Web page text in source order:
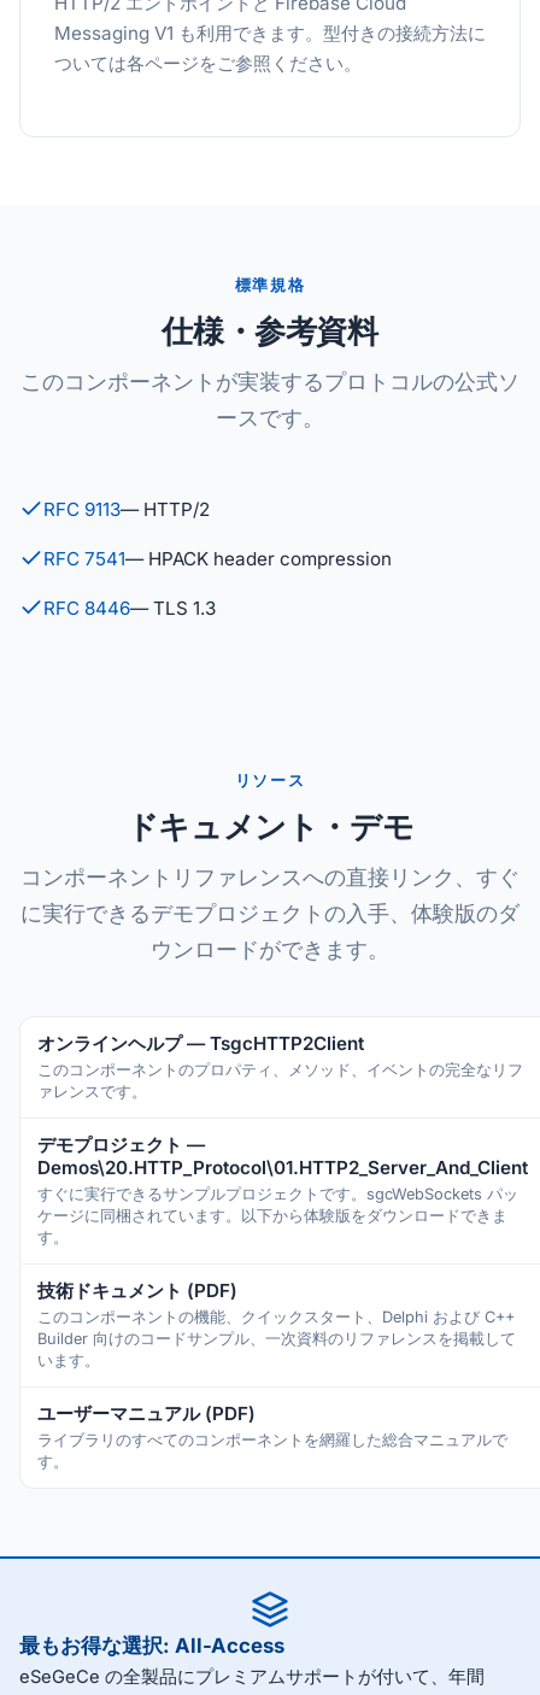
Messaging V1 も利用できます。型付きの接続方法に
ついては各ページをご参照ください。
標準規格
仕様・参考資料
このコンポーネントが実装するプロトコルの公式ソ
ースです。
RFC 9113— HTTP/2
RFC 7541— HPACK header compression
RFC 8446— TLS 1.3
リソース
ドキュメント・デモ
コンポーネントリファレンスへの直接リンク、すぐ
に実行できるデモプロジェクトの入手、体験版のダ
ウンロードができます。
オンラインヘルプ — TsgcHTTP2Client
このコンポーネントのプロパティ、メソッド、イベントの完全なリフ
ァレンスです。
デモプロジェクト —
Demos\20.HTTP_Protocol\01.HTTP2_Server_And_Client
すぐに実行できるサンプルプロジェクトです。sgcWebSockets パッ
ケージに同梱されています。以下から体験版をダウンロードできま
す。
技術ドキュメント (PDF)
このコンポーネントの機能、クイックスタート、Delphi および C++
Builder 向けのコードサンプル、一次資料のリファレンスを掲載して
います。
ユーザーマニュアル (PDF)
ライブラリのすべてのコンポーネントを網羅した総合マニュアルで
す。
最もお得な選択: All-Access
eSeGeCe の全製品にプレミアムサポートが付いて、年間